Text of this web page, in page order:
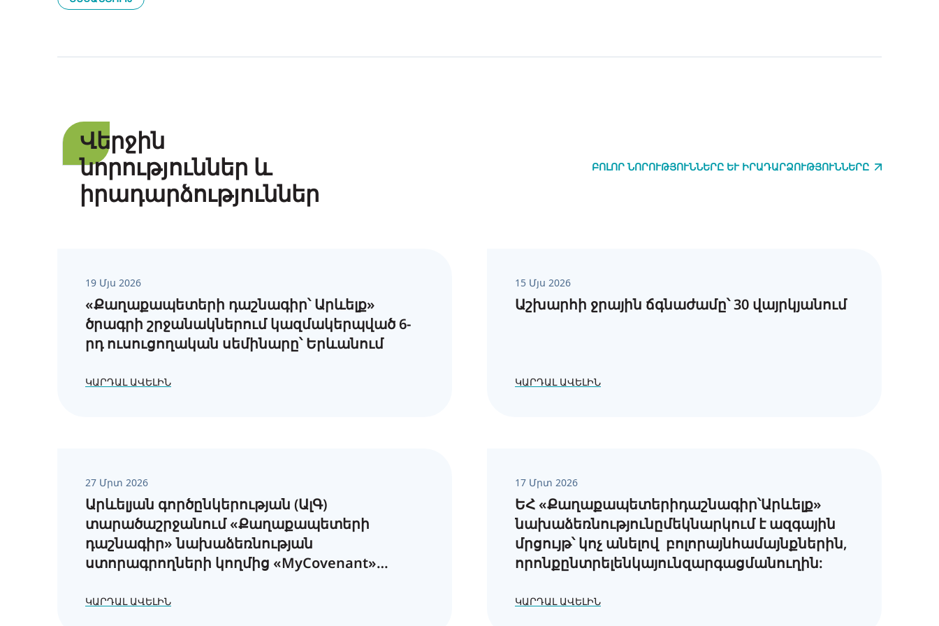
Վերջին
նորություններ և
իրադարձություններ
ԲՈԼՈՐ ՆՈՐՈՒԹՅՈՒՆՆԵՐԸ ԵՒ ԻՐԱԴԱՐՁՈՒԹՅՈՒՆՆԵՐԸ
19 Մյս 2026
«Քաղաքապետերի դաշնագիր՝ Արևելք»
ծրագրի շրջանակներում կազմակերպված 6-
րդ ուսուցողական սեմինարը՝ Երևանում
ԿԱՐԴԱԼ ԱՎԵԼԻՆ
15 Մյս 2026
Աշխարհի ջրային ճգնաժամը՝ 30 վայրկյանում
ԿԱՐԴԱԼ ԱՎԵԼԻՆ
27 Մրտ 2026
Արևելյան գործընկերության (ԱլԳ)
տարածաշրջանում «Քաղաքապետերի
դաշնագիր» նախաձեռնության
ստորագրողների կողմից «MyCovenant»
հասանելիության և էներգետիկ
ԿԱՐԴԱԼ ԱՎԵԼԻՆ
17 Մրտ 2026
ԵՀ «Քաղաքապետերիդաշնագիր՝Արևելք»
նախաձեռնությունըմեկնարկում է ազգային
մրցույթ՝ կոչ անելով բոլորայնհամայնքներին,
որոնքընտրելենկայունզարգացմանուղին:
ԿԱՐԴԱԼ ԱՎԵԼԻՆ